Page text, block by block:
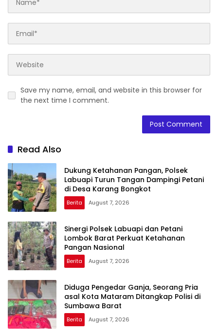
Save my name, email, and website in this browser for
the next time I comment.
Read Also
Dukung Ketahanan Pangan, Polsek
Labuapi Turun Tangan Dampingi Petani
di Desa Karang Bongkot
Berita August 7, 2026
Sinergi Polsek Labuapi dan Petani
Lombok Barat Perkuat Ketahanan
Pangan Nasional
Berita August 7, 2026
Diduga Pengedar Ganja, Seorang Pria
asal Kota Mataram Ditangkap Polisi di
Sumbawa Barat
Berita August 7, 2026